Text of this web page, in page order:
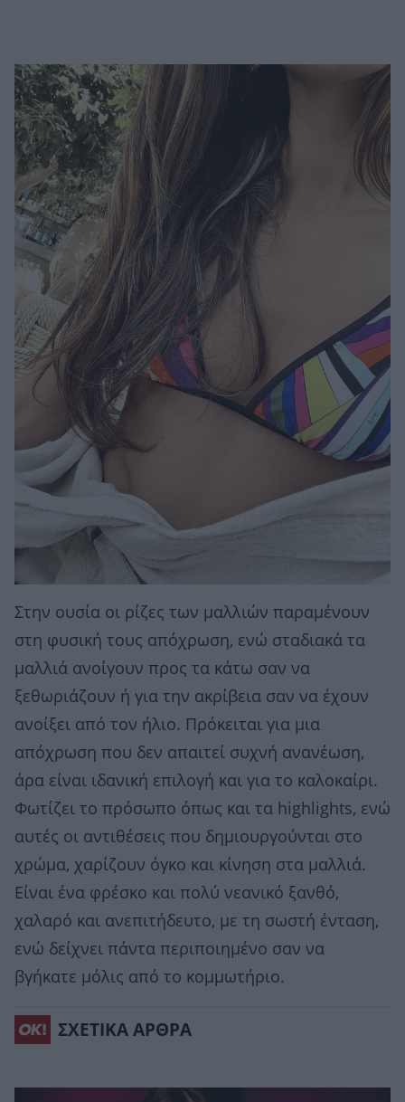
Στην ουσία οι ρίζες των μαλλιών παραμένουν
στη φυσική τους απόχρωση, ενώ σταδιακά τα
μαλλιά ανοίγουν προς τα κάτω σαν να
ξεθωριάζουν ή για την ακρίβεια σαν να έχουν
ανοίξει από τον ήλιο. Πρόκειται για μια
απόχρωση που δεν απαιτεί συχνή ανανέωση,
άρα είναι ιδανική επιλογή και για το καλοκαίρι.
Φωτίζει το πρόσωπο όπως και τα highlights, ενώ
αυτές οι αντιθέσεις που δημιουργούνται στο
χρώμα, χαρίζουν όγκο και κίνηση στα μαλλιά.
Είναι ένα φρέσκο και πολύ νεανικό ξανθό,
χαλαρό και ανεπιτήδευτο, με τη σωστή ένταση,
ενώ δείχνει πάντα περιποιημένο σαν να
βγήκατε μόλις από το κομμωτήριο.
ΣΧΕΤΙΚΑ ΑΡΘΡΑ